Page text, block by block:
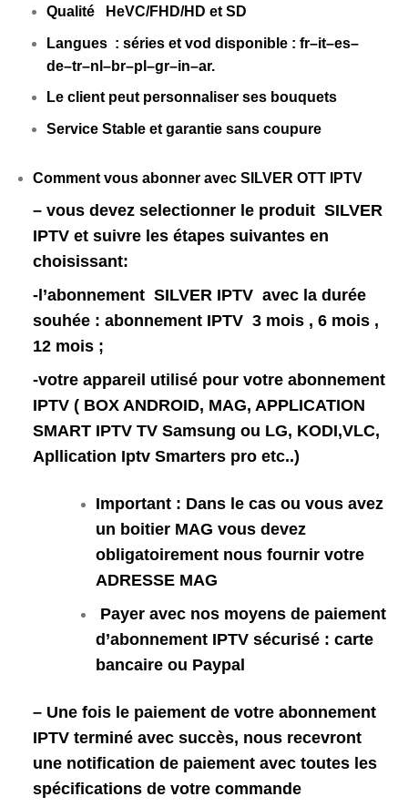
Qualité HeVC/FHD/HD et SD
Langues : séries et vod disponible : fr–it–es–
de–tr–nl –br–pl–gr–in–ar.
Le client peut personnaliser ses bouquets
Service Stable et garantie sans coupure
Comment vous abonner avec SILVER OTT IPTV
– vous devez selectionner le produit SILVER
IPTVet suivre les étapes suivantes en
choisissant:
-l’abonnement SILVER IPTV avec la durée
souhée : abonnement IPTV 3 mois , 6 mois ,
12 mois ;
-votre appareil utilisé pour votre abonnement
IPTV ( BOX ANDROID, MAG, APPLICATION
SMART IPTV TV Samsung ou LG, KODI,VLC,
Apllication Iptv Smarters pro etc..)
Important : Dans le cas ou vous avez
un boitier MAG vous devez
obligatoirement nous fournir votre
ADRESSE MAG
Payer avec nos moyens de paiement
d’abonnement IPTV sécurisé : carte
bancaire ou Paypal
– Une fois le paiement de votre abonnement
IPTV terminé avec succès, nous recevront
une notification de paiement avec toutes les
spécifications de votre commande